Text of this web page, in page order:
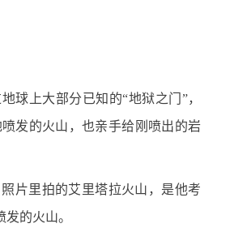
球上大部分已知的“地狱之门”，
发的火山，也亲手给刚喷出的岩
照片里拍的艾里塔拉火山，是他考
的火山。